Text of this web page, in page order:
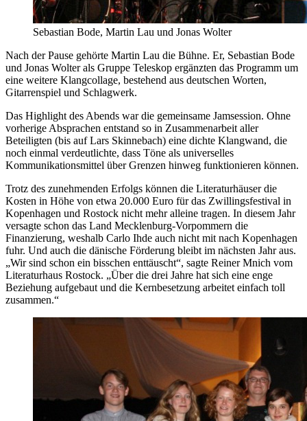
Sebastian Bode, Martin Lau und Jonas Wolter
Nach der Pause gehörte Martin Lau die Bühne. Er, Sebastian Bode
und Jonas Wolter als Gruppe Teleskop ergänzten das Programm um
eine weitere Klangcollage, bestehend aus deutschen Worten,
Gitarrenspiel und Schlagwerk.
Das Highlight des Abends war die gemeinsame Jamsession. Ohne
vorherige Absprachen entstand so in Zusammenarbeit aller
Beteiligten (bis auf Lars Skinnebach) eine dichte Klangwand, die
noch einmal verdeutlichte, dass Töne als universelles
Kommunikationsmittel über Grenzen hinweg funktionieren können.
Trotz des zunehmenden Erfolgs können die Literaturhäuser die
Kosten in Höhe von etwa 20.000 Euro für das Zwillingsfestival in
Kopenhagen und Rostock nicht mehr alleine tragen. In diesem Jahr
versagte schon das Land Mecklenburg-Vorpommern die
Finanzierung, weshalb Carlo Ihde auch nicht mit nach Kopenhagen
fuhr. Und auch die dänische Förderung bleibt im nächsten Jahr aus.
„Wir sind schon ein bisschen enttäuscht“, sagte Reiner Mnich vom
Literaturhaus Rostock. „Über die drei Jahre hat sich eine enge
Beziehung aufgebaut und die Kernbesetzung arbeitet einfach toll
zusammen.“